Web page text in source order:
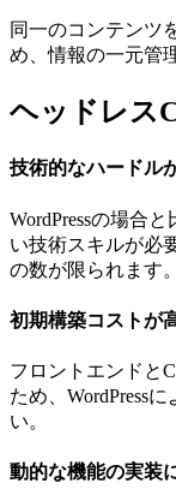
同一のコンテンツ
め、情報の一元管
ヘッドレス
技術的なハードル
WordPressの場合
い技術スキルが必
の数が限られます。
初期構築コストが
フロントエンドと
ため、WordPress
い。
動的な機能の実装